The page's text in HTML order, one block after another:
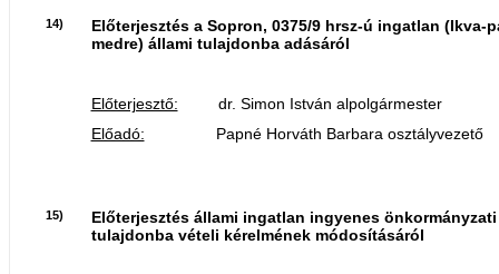
14)
Előterjesztés a Sopron, 0375/9 hrsz-ú ingatlan (Ikva-
medre) állami tulajdonba adásáról
Előterjesztő: dr. Simon István alpolgármester
Előadó: Papné Horváth Barbara osztályvezető
15)
Előterjesztés állami ingatlan ingyenes önkormányzati
tulajdonba vételi kérelmének módosításáról